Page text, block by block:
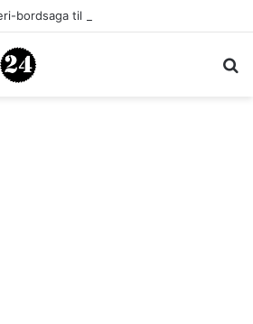
bordsaga til Festool billigere